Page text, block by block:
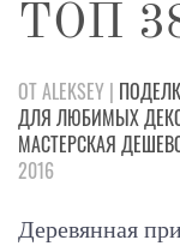
ТОП
ОТ ALEKSEY |
ДЛЯ ЛЮБИМЫХ
МАСТЕРСКАЯ
2016
Деревянная